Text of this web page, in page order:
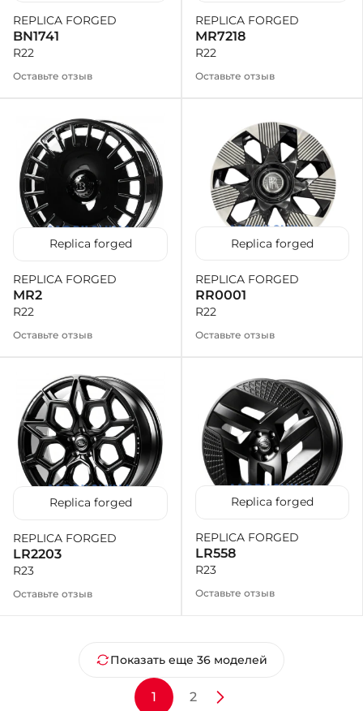
REPLICA FORGED
BN1741
R22
Оставьте отзыв
REPLICA FORGED
MR7218
R22
Оставьте отзыв
Replica forged
REPLICA FORGED
MR2
R22
Оставьте отзыв
Replica forged
REPLICA FORGED
RR0001
R22
Оставьте отзыв
Replica forged
REPLICA FORGED
LR2203
R23
Оставьте отзыв
Replica forged
REPLICA FORGED
LR558
R23
Оставьте отзыв
Показать еще 36 моделей
1 2